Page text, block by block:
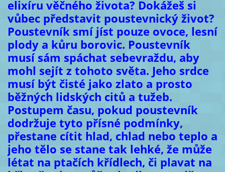
elixíru věčného života? Dokážeš si
vůbec představit poustevnický život?
Poustevník smí jíst pouze ovoce, lesní
plody a kůru borovic. Poustevník
musí sám spáchat sebevraždu, aby
mohl sejít z tohoto světa. Jeho srdce
musí být čisté jako zlato a prosto
běžných lidských citů a tužeb.
Postupem času, pokud poustevník
dodržuje tyto přísné podmínky,
přestane cítit hlad, chlad nebo teplo a
jeho tělo se stane tak lehké, že může
létat na ptačích křídlech, či plavat na